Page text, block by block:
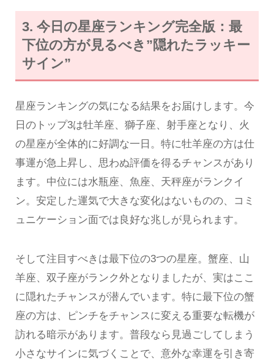
3. 今日の星座ランキング完全版：最
下位の方が見るべき”隠れたラッキー
サイン”
星座ランキングの気になる結果をお届けします。今
日のトップ3は牡羊座、獅子座、射手座となり、火
の星座が全体的に好調な一日。特に牡羊座の方は仕
事運が急上昇し、思わぬ評価を得るチャンスがあり
ます。中位には水瓶座、魚座、天秤座がランクイ
ン。安定した運気で大きな変化はないものの、コミ
ュニケーション面では良好な兆しが見られます。
そして注目すべきは最下位の3つの星座。蟹座、山
羊座、双子座がランク外となりましたが、実はここ
に隠れたチャンスが潜んでいます。特に最下位の蟹
座の方は、ピンチをチャンスに変える重要な転機が
訪れる暗示があります。普段なら見過ごしてしまう
小さなサインに気づくことで、意外な幸運を引き寄